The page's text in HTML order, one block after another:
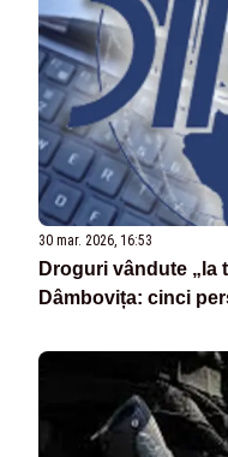
30 mar. 2026, 16:53
Droguri vândute „la
Dâmbovița: cinci